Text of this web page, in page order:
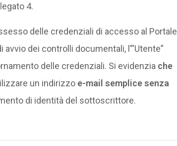
4.
delle credenziali di accesso al Portale
dei controlli documentali, l’“Utente”
delle credenziali. Si evidenzia che
un indirizzo e-mail semplice senza
di identità del sottoscrittore.